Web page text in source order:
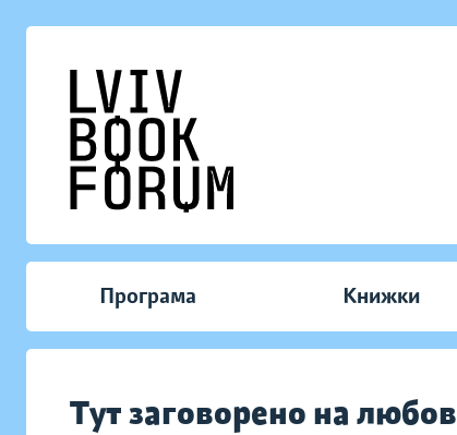
Програма Книжки
Тут заговорено на любов